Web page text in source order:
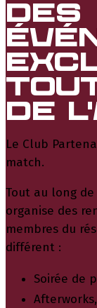
Des
de
Le Club
match.
Tout au long
organise des
membres du
différent :
Soirée de